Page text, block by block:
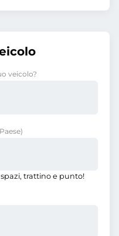
veicolo?
trattino e punto!